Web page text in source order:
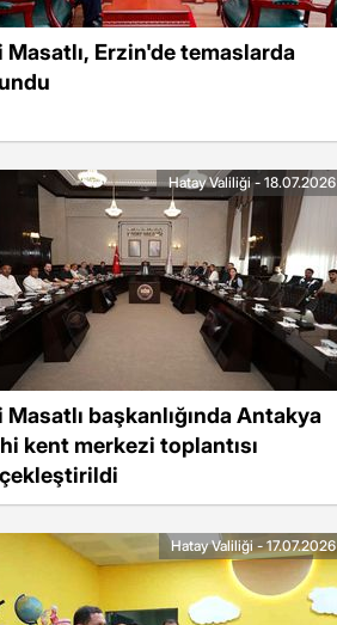
Masatlı, Erzin'de temaslarda
Masatlı başkanlığında Antakya
kent merkezi toplantısı
Hatay Valiliği - 18.07.2026
Hatay Valiliği - 17.07.2026